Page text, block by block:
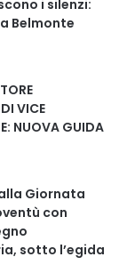
Yanbu, situato
di Ain
di
deserto
i silenzi:
Belmonte
VICE
NUOVA GUIDA
Giornata
con
sotto l’egida